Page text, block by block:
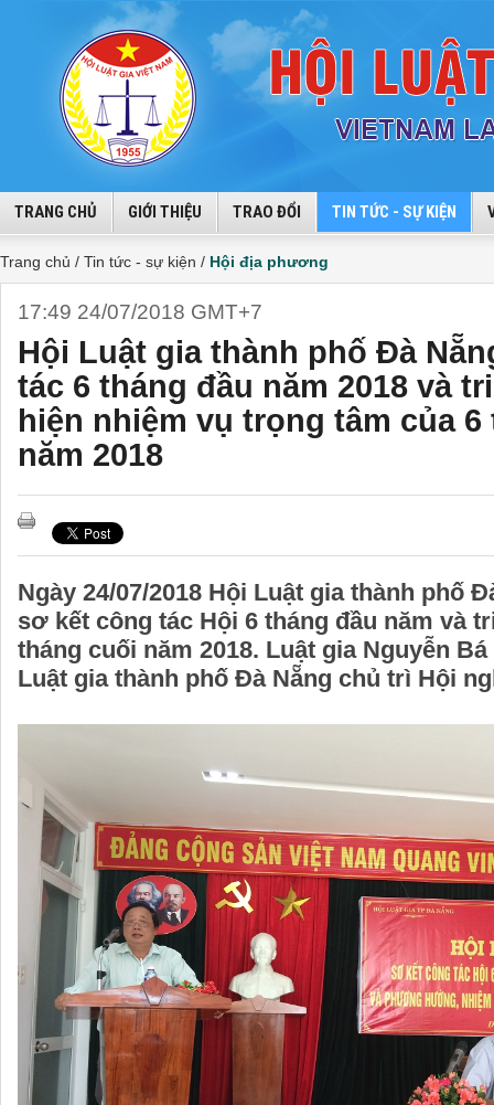
TRANG CHỦ GIỚI THIỆU TRAO ĐỔI TIN TỨC - SỰ KIỆN
Trang chủ / Tin tức - sự kiện / Hội địa phương
17:49 24/07/2018 GMT+7
Hội Luật gia thành phố Đà
tác 6 tháng đầu năm 2018 và
hiện nhiệm vụ trọng tâm của
năm 2018
Ngày 24/07/2018 Hội Luật gia thành phố
sơ kết công tác Hội 6 tháng đầu năm và
tháng cuối năm 2018. Luật gia Nguyễn
Luật gia thành phố Đà Nẵng chủ trì Hội